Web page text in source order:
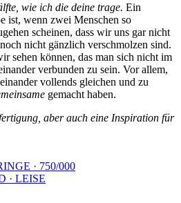
wie ich die deine trage. Ein
ist, wenn zwei Menschen so
scheinen, dass wir uns gar nicht
nicht gänzlich verschmolzen sind.
sehen können, das man sich nicht im
verbunden zu sein. Vor allem,
vollends gleichen und zu
gemacht haben.
aber auch eine Inspiration für
· 750/000
· LEISE